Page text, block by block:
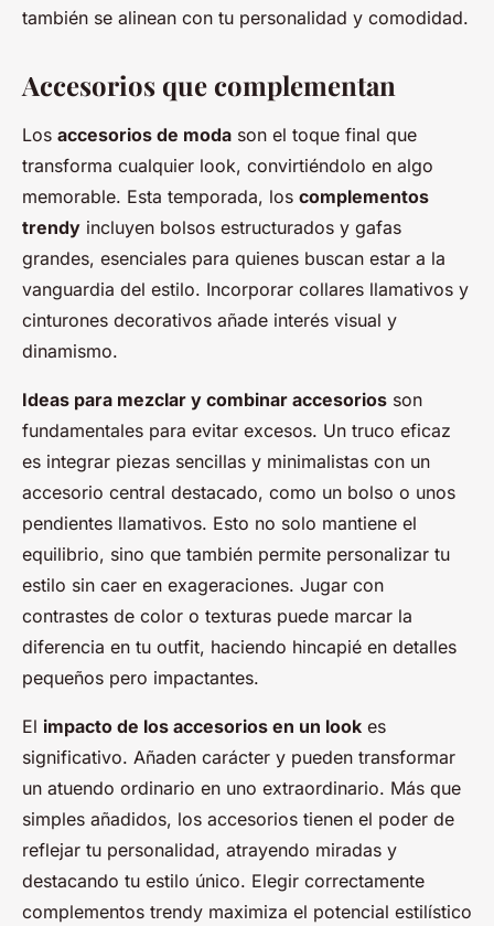
también se alinean con tu personalidad y comodidad.
Accesorios que complementan
Los accesorios de moda son el toque final que
transforma cualquier look, convirtiéndolo en algo
memorable. Esta temporada, los complementos
trendy incluyen bolsos estructurados y gafas
grandes, esenciales para quienes buscan estar a la
vanguardia del estilo. Incorporar collares llamativos y
cinturones decorativos añade interés visual y
dinamismo.
Ideas para mezclar y combinar accesorios son
fundamentales para evitar excesos. Un truco eficaz
es integrar piezas sencillas y minimalistas con un
accesorio central destacado, como un bolso o unos
pendientes llamativos. Esto no solo mantiene el
equilibrio, sino que también permite personalizar tu
estilo sin caer en exageraciones. Jugar con
contrastes de color o texturas puede marcar la
diferencia en tu outfit, haciendo hincapié en detalles
pequeños pero impactantes.
El impacto de los accesorios en un look es
significativo. Añaden carácter y pueden transformar
un atuendo ordinario en uno extraordinario. Más que
simples añadidos, los accesorios tienen el poder de
reflejar tu personalidad, atrayendo miradas y
destacando tu estilo único. Elegir correctamente
complementos trendy maximiza el potencial estilístico